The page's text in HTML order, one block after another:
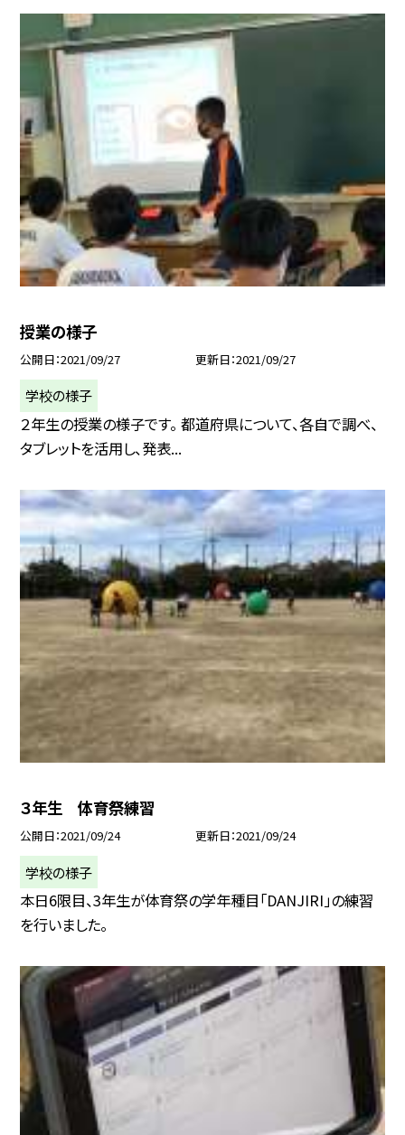
授業の様子
公開日 2021/09/27 更新日 2021/09/27
学校の様子
２年生の授業の様子です。 都道府県について、各自で調べ、
タブレットを活用し、発表...
３年生 体育祭練習
公開日 2021/09/24 更新日 2021/09/24
学校の様子
本日6限目、3年生が体育祭の学年種目「DANJIRI」の練習
を行いました。